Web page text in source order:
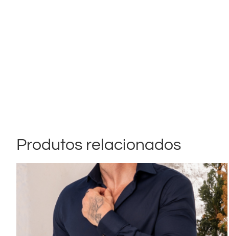
Produtos relacionados